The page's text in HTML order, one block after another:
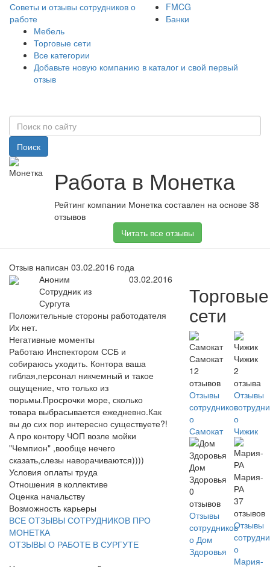
Советы и отзывы сотрудников о
работе
FMCG
Банки
Мебель
Торговые сети
Все категории
Добавьте новую компанию в каталог и свой первый
отзыв
Поиск
Работа в Монетка
Рейтинг компании Монетка составлен на основе 38
отзывов
Читать все отзывы
Отзыв написан 03.02.2016 года
Аноним
Сотрудник из
Сургута
03.02.2016
Положительные стороны работодателя
Их нет.
Негативные моменты
Работаю Инспектором ССБ и
собираюсь уходить. Контора ваша
гиблая,персонал никчемный и такое
ощущение, что только из
тюрьмы.Просрочки море, сколько
товара выбрасывается ежедневно.Как
вы до сих пор интересно существуете?!
А про контору ЧОП возле мойки
"Чемпион" ,вообще нечего
сказать,слезы наворачиваются))))
Условия оплаты труда
Отношения в коллективе
Оценка начальству
Возможность карьеры
ВСЕ ОТЗЫВЫ СОТРУДНИКОВ ПРО
МОНЕТКА
ОТЗЫВЫ О РАБОТЕ В СУРГУТЕ
Торговые
сети
Самокат
12
отзывов
Отзывы
сотрудников
о
Самокат
Чижик
2
отзыва
Отзывы
о
Чижик
Дом
Здоровья
0
отзывов
Отзывы
сотрудников
о Дом
Здоровья
Мария-
РА
37
отзывов
Отзывы
о
Мария-